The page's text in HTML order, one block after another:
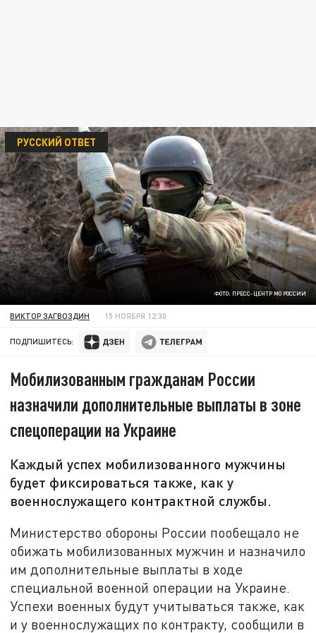
ФОТО: ПРЕСС-ЦЕНТР МО РОССИИ
РУССКИЙ ОТВЕТ
ВИКТОР ЗАГВОЗДИН 15 НОЯБРЯ 12:30
ПОДПИШИТЕСЬ:
Мобилизованным гражданам России
назначили дополнительные выплаты в зоне
спецоперации на Украине
Каждый успех мобилизованного мужчины
будет фиксироваться также, как у
военнослужащего контрактной службы.
Министерство обороны России пообещало не
обижать мобилизованных мужчин и назначило
им дополнительные выплаты в ходе
специальной военной операции на Украине.
Успехи военных будут учитываться также, как
и у военнослужащих по контракту, сообщили в